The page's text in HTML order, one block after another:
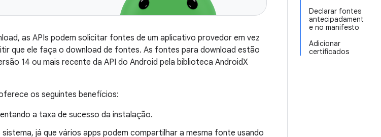
Declarar fontes
antecipadament
e no manifesto
Adicionar
certificados
as APIs podem solicitar fontes de um aplicativo provedor em vez
que ele faça o download de fontes. As fontes para download estão
14 ou mais recente da API do Android pela biblioteca AndroidX
os seguintes benefícios:
a taxa de sucesso da instalação.
já que vários apps podem compartilhar a mesma fonte usando